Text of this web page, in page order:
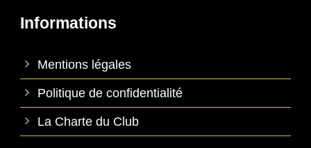
Informations
Mentions légales
Politique de confidentialité
La Charte du Club